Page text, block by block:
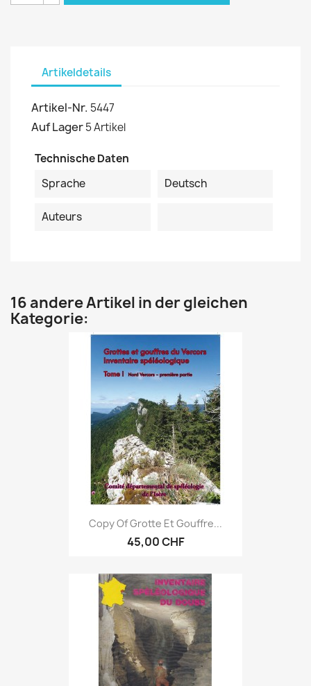
Artikeldetails
Artikel-Nr. 5447
Auf Lager5 Artikel
Technische Daten
Sprache
Deutsch
Auteurs
16 andere Artikel in der gleichen
Kategorie:
Copy Of Grotte Et Gouffre...
45,00 CHF